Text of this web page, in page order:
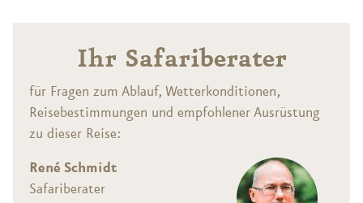
Ihr Safariberater
für Fragen zum Ablauf, Wetterkonditionen,
Reisebestimmungen und empfohlener Ausrüstung
zu dieser Reise:
René Schmidt
Safariberater